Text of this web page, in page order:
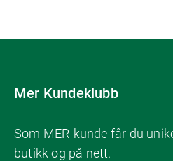
Mer Kundeklubb
Som MER-kunde får du
butikk og på nett.